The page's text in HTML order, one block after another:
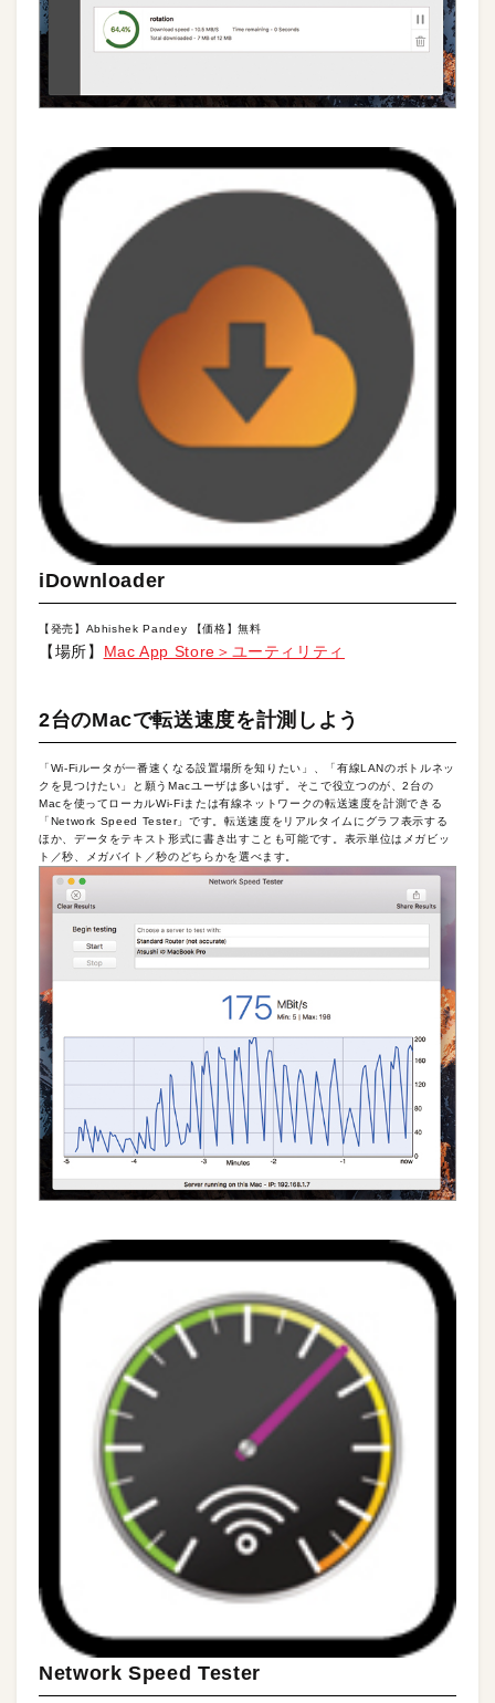
iDownloader
【発売】Abhishek Pandey 【価格】無料
【場所】 Mac App Store＞ユーティリティ
2台のMacで転送速度を計測しよう
「Wi-Fiルータが一番速くなる設置場所を知りたい」、「有線LANのボトルネッ
クを見つけたい」と願うMacユーザは多いはず。そこで役立つのが、2台の
Macを使ってローカルWi-Fiまたは有線ネットワークの転送速度を計測できる
「Network Speed Tester」です。転送速度をリアルタイムにグラフ表示する
ほか、データをテキスト形式に書き出すことも可能です。表示単位はメガビッ
ト／秒、メガバイト／秒のどちらかを選べます。
Network Speed Tester